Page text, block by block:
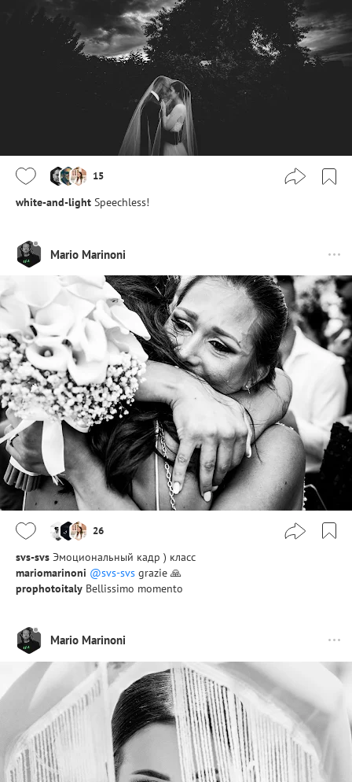
15
white-and-light Speechless!
Mario Marinoni
26
svs-svs Эмоциональный кадр ) класс
mariomarinoni @svs-svs grazie 🙏
prophotoitaly Bellissimo momento
Mario Marinoni